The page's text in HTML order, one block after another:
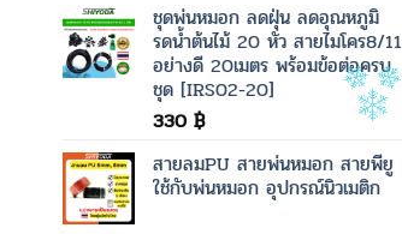
ชุดพ่นหมอก ลดฝุ่น ลดอุณหภูมิ
รดน้ำต้นไม้ 20 หัว สายไมโคร8/11
อย่างดี 20เมตร พร้อมข้อต่อครบ
ชุด [IRS02-20]
330 ฿
สายลมPU สายพ่นหมอก สายพียู
ใช้กับพ่นหมอก อุปกรณ์นิวเมติก